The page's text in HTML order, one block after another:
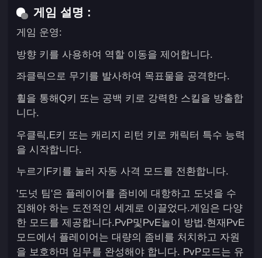
게임 설명 :
게임 운영:
방향 키를 사용하여 역할 이동을 제어합니다.
좌클릭으로 무기를 발사하여 목표물을 공격한다.
휠을 통해Q키 또는 공백 키로 강력한 스킬을 방출합
니다.
우클릭,E키 또는 캐리지 리턴 키로 캐릭터 특수 능력
을 시작합니다.
누르기F키를 눌러 자동 사격 모드를 전환합니다.
'도넛 팀'은 플레이어를 좀비에 대항하고 도넛을 수
집해야 하는 도전적인 세계로 이끌었다.게임은 다양
한 모드를 제공합니다.PvP및PvE놀이 방법.현재PvE
모드에서 플레이어는 대량의 좀비를 처치하고 자원
을 보호하며 임무를 완성해야 합니다. PvP모드는 유